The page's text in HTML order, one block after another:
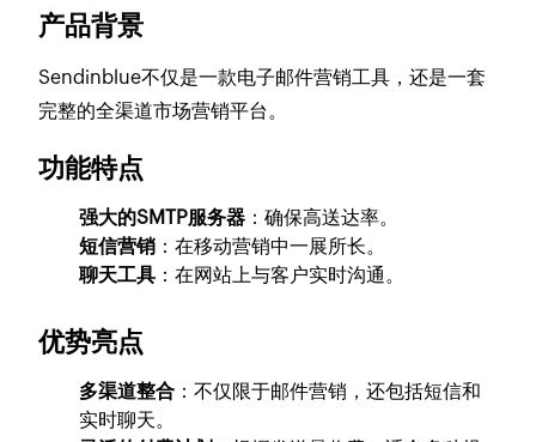
产品背景
Sendinblue不仅是一款电子邮件营销工具，还是一套
完整的全渠道市场营销平台。
功能特点
强大的SMTP服务器 ：确保高送达率。
短信营销 ：在移动营销中一展所长。
聊天工具 ：在网站上与客户实时沟通。
优势亮点
多渠道整合 ：不仅限于邮件营销，还包括短信和
实时聊天。